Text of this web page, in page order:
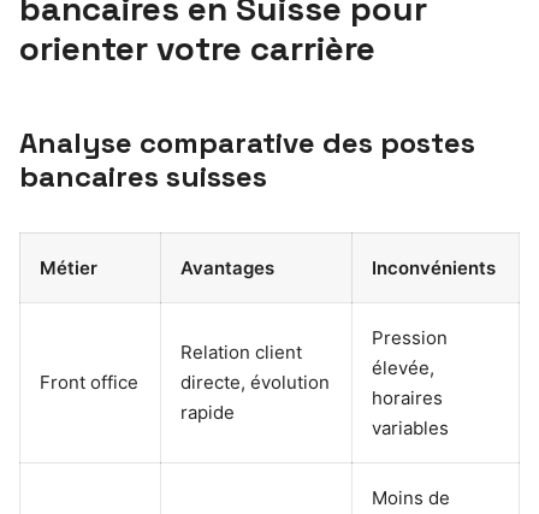
orienter votre carrière
Analyse comparative des postes
bancaires suisses
Métier Avantages Inconvénients
Front office
Relation client
directe, évolution
rapide
Pression
élevée,
horaires
variables
Moins de